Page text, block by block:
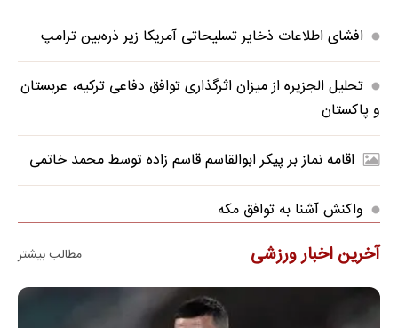
افشای اطلاعات ذخایر تسلیحاتی آمریکا زیر ذره‌بین ترامپ
تحلیل الجزیره از میزان اثرگذاری توافق دفاعی ترکیه، عربستان
و پاکستان
اقامه نماز بر پیکر ابوالقاسم قاسم زاده توسط محمد خاتمی
واکنش آشنا به توافق مکه
آخرین اخبار ورزشی مطالب بیشتر